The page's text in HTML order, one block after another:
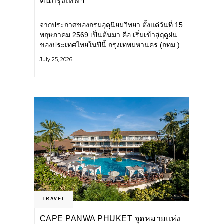
จากประกาศของกรมอุตุนิยมวิทยา ตั้งแต่วันที่ 15
พฤษภาคม 2569 เป็นต้นมา คือ เริ่มเข้าสู่ฤดูฝน
ของประเทศไทยในปีนี้ กรุงเทพมหานคร (กทม.)
โครงสร้างพื้นฐาน
July 25, 2026
TRAVEL
CAPE PANWA PHUKET จุดหมายแห่ง